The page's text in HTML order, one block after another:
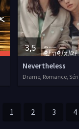
3,5
Nevertheless
1 2 3 4